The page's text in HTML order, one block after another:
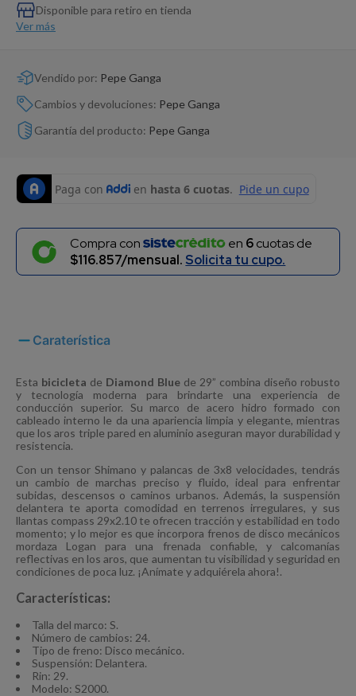
Disponible para retiro en tienda
Ver más
Vendido por: Pepe Ganga
Cambios y devoluciones: Pepe Ganga
Garantía del producto: Pepe Ganga
Compra con en 6cuotas de
$116.857/mensual. Solicita tu cupo.
Caraterística
Esta bicicleta de Diamond Blue de 29” combina diseño robusto
y tecnología moderna para brindarte una experiencia de
conducción superior. Su marco de acero hidro formado con
cableado interno le da una apariencia limpia y elegante, mientras
que los aros triple pared en aluminio aseguran mayor durabilidad y
resistencia.
Con un tensor Shimano y palancas de 3x8 velocidades, tendrás
un cambio de marchas preciso y fluido, ideal para enfrentar
subidas, descensos o caminos urbanos. Además, la suspensión
delantera te aporta comodidad en terrenos irregulares, y sus
llantas compass 29x2.10 te ofrecen tracción y estabilidad en todo
momento; y lo mejor es que incorpora frenos de disco mecánicos
mordaza Logan para una frenada confiable, y calcomanías
reflectivas en los aros, que aumentan tu visibilidad y seguridad en
condiciones de poca luz. ¡Anímate y adquiérela ahora!.
Características:
Talla del marco: S.
Número de cambios: 24.
Tipo de freno: Disco mecánico.
Suspensión: Delantera.
Rin: 29.
Modelo: S2000.